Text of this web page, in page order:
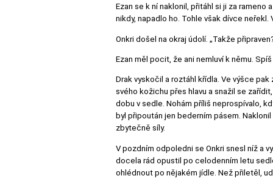
Ezan se k ní naklonil, přitáhl si ji za rameno
nikdy, napadlo ho. Tohle však dívce
Onkri došel na okraj údolí. „Takže
Ezan měl pocit, že ani nemluví k němu.
Drak vyskočil a roztáhl křídla. Ve výšce
svého kožichu přes hlavu a snažil se
dobu v sedle. Nohám příliš neprospívalo,
byl připoután jen bederním pásem.
zbytečně síly.
V pozdním odpoledni se Onkri snesl níž a
docela rád opustil po celodenním letu
ohlédnout po nějakém jídle. Než přiletěl,